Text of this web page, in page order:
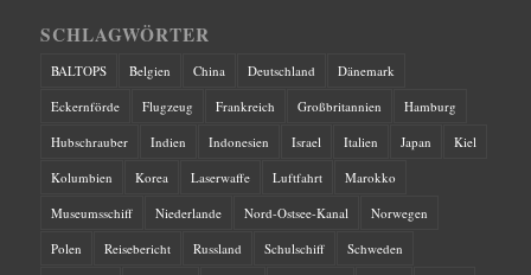
SCHLAGWÖRTER
BALTOPS Belgien China Deutschland
Dänemark
Eckernförde
Flugzeug Frankreich Großbritannien
Hamburg
Hubschrauber
Indien Indonesien Israel Italien Japan
Kiel
Kolumbien
Korea Laserwaffe Luftfahrt
Marokko
Museumsschiff
Niederlande Nord-Ostsee-Kanal
Norwegen
Polen
Reisebericht Russland Schulschiff
Schweden